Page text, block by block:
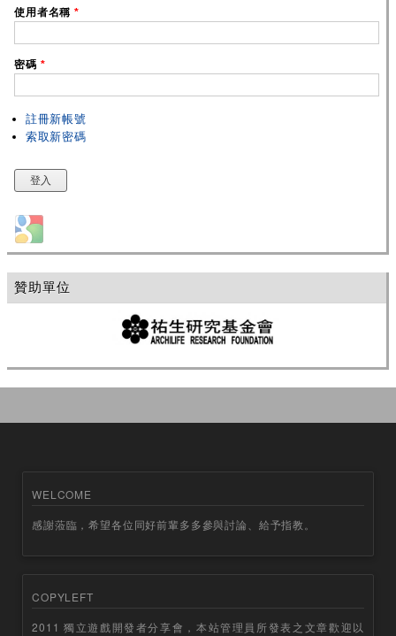
使用者名稱*
密碼 *
註冊新帳號
索取新密碼
Login with Google
贊助單位
WELCOME
感謝蒞臨，希望各位同好前輩多多參與討論、給予指教。
COPYLEFT
2011 獨立遊戲開發者分享會，本站管理員所發表之文章歡迎以